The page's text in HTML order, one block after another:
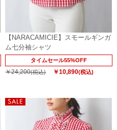
【NARACAMICIE】スモールギンガ
ム七分袖シャツ
タイムセール55%OFF
￥24,200(税込) ￥10,890(税込)